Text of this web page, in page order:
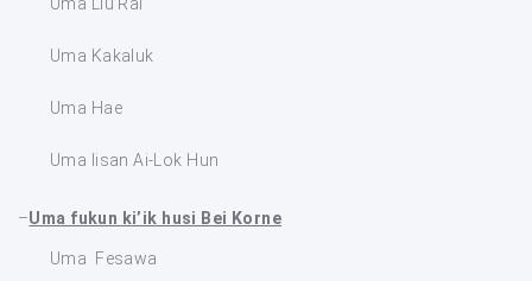
Uma Kakaluk
Uma Hae
Uma lisan Ai-Lok Hun
–Uma fukun ki’ik husi Bei Korne
Uma Fesawa